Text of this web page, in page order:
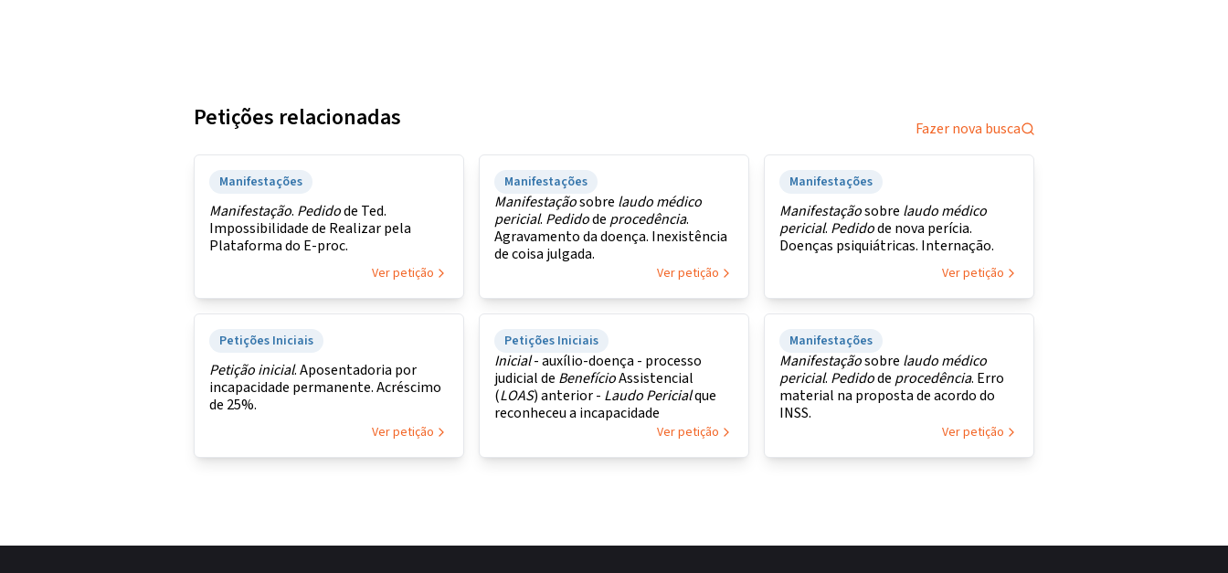
Petições relacionadas Fazer nova busca
Manifestações
Manifestação. Pedidode Ted.
Impossibilidade de Realizar pela
Plataforma do E-proc.
Ver petição
Manifestações
Manifestaçãosobre laudomédico
pericial. Pedidode procedência.
Agravamento da doença. Inexistência
de coisa julgada.
Ver petição
Manifestações
Manifestaçãosobre laudomédico
pericial. Pedidode nova perícia.
Doenças psiquiátricas. Internação.
Ver petição
Petições Iniciais
Petição inicial. Aposentadoria por
incapacidade permanente. Acréscimo
de 25%.
Ver petição
Petições Iniciais
Inicial- auxílio-doença - processo
judicial de BenefícioAssistencial
(LOAS) anterior - LaudoPericialque
reconheceu a incapacidade
Ver petição
Manifestações
Manifestaçãosobre laudomédico
pericial. Pedidode procedência. Erro
material na proposta de acordo do
INSS.
Ver petição